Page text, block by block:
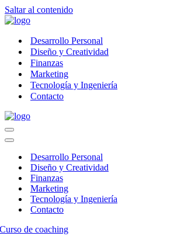
Saltar al contenido
Desarrollo Personal
Diseño y Creatividad
Finanzas
Marketing
Tecnología y Ingeniería
Contacto
Menú
de
Menú
navegaciónDesarrollo Personal
Diseño y Creatividad
Finanzas
Marketing
Tecnología y Ingeniería
Contacto